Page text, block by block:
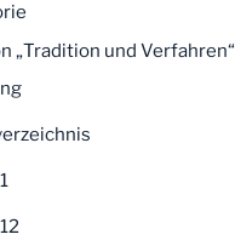
„Tradition und Verfahren“